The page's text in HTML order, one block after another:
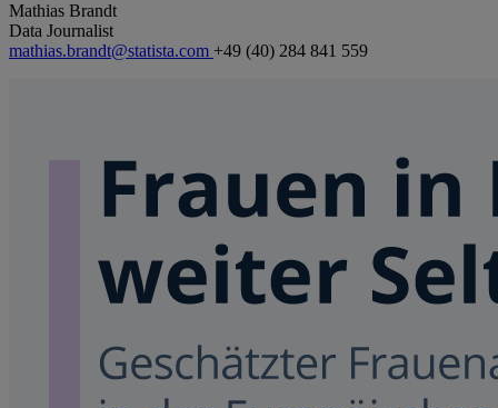
Mathias Brandt
Data Journalist
mathias.brandt@statista.com +49 (40) 284 841 559